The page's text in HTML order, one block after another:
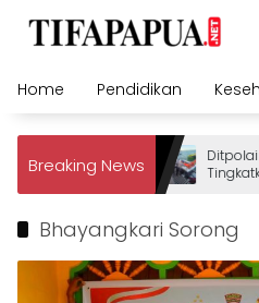
Home
Pendidikan
Breaking News
Wisatawan
Bhayangkari Sorong